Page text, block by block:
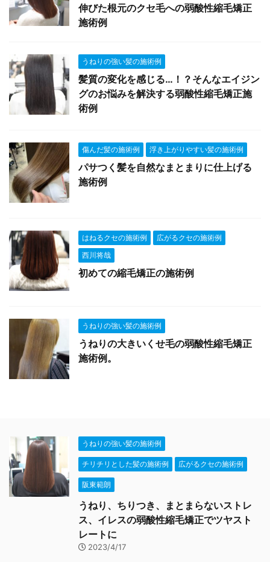
伸びた根元のクセ毛への弱酸性縮毛矯正
施術例
うねりの強い髪の施術例
髪質の変化を感じる…！？そんなエイジン
グのお悩みを解決する弱酸性縮毛矯正施
術例
傷んだ髪の施術例 浮き上がりやすい髪の施術例
パサつく髪を自然なまとまりに仕上げる
施術例
はねるクセの施術例
広がるクセの施術例
西川将哉
初めての縮毛矯正の施術例
うねりの強い髪の施術例
うねりの大きいくせ毛の弱酸性縮毛矯正
施術例。
うねりの強い髪の施術例
チリチリとした髪の施術例 広がるクセの施術例
阪東範朗
うねり、ちりつき、まとまらないストレ
ス、イレスの弱酸性縮毛矯正でツヤスト
レートに
2023/4/17